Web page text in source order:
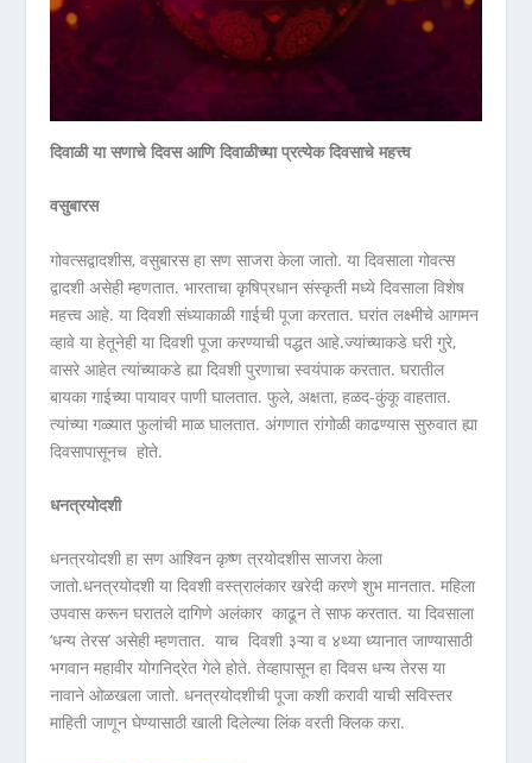
दिवाळी या सणाचे दिवस आणि दिवाळीच्या प्रत्येक दिवसाचे महत्त्व
वसुबारस
गोवत्सद्वादशीस, वसुबारस हा सण साजरा केला जातो. या दिवसाला गोवत्स
द्वादशी असेही म्हणतात. भारताचा कृषिप्रधान संस्कृती मध्ये दिवसाला विशेष
महत्त्व आहे. या दिवशी संध्याकाळी गाईची पूजा करतात. घरांत लक्ष्मीचे आगमन
व्हावे या हेतूनेही या दिवशी पूजा करण्याची पद्धत आहे.ज्यांच्याकडे घरी गुरे,
वासरे आहेत त्यांच्याकडे ह्या दिवशी पुरणाचा स्वयंपाक करतात. घरातील
बायका गाईच्या पायावर पाणी घालतात. फुले, अक्षता, हळद-कुंकू वाहतात.
त्यांच्या गळ्यात फुलांची माळ घालतात. अंगणात रांगोळी काढण्यास सुरुवात ह्या
दिवसापासूनच होते.
धनत्रयोदशी
धनत्रयोदशी हा सण आश्विन कृष्ण त्रयोदशीस साजरा केला
जातो.धनत्रयोदशी या दिवशी वस्त्रालंकार खरेदी करणे शुभ मानतात. महिला
उपवास करून घरातले दागिणे अलंकार काढून ते साफ करतात. या दिवसाला
‘धन्य तेरस’ असेही म्हणतात. याच दिवशी ३ऱ्या व ४थ्या ध्यानात जाण्यासाठी
भगवान महावीर योगनिद्रेत गेले होते. तेव्हापासून हा दिवस धन्य तेरस या
नावाने ओळखला जातो. धनत्रयोदशीची पूजा कशी करावी याची सविस्तर
माहिती जाणून घेण्यासाठी खाली दिलेल्या लिंक वरती क्लिक करा.